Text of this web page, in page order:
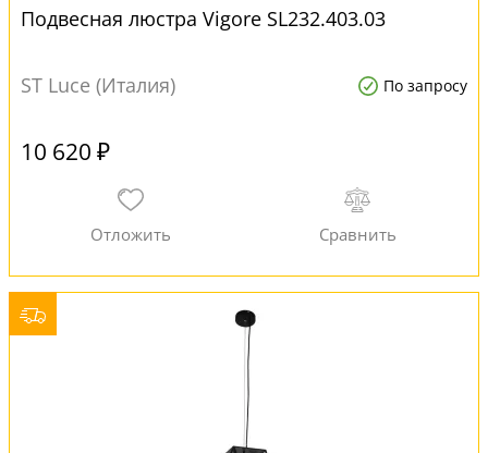
Подвесная люстра Vigore SL232.403.03
ST Luce (Италия) По запросу
10 620 ₽